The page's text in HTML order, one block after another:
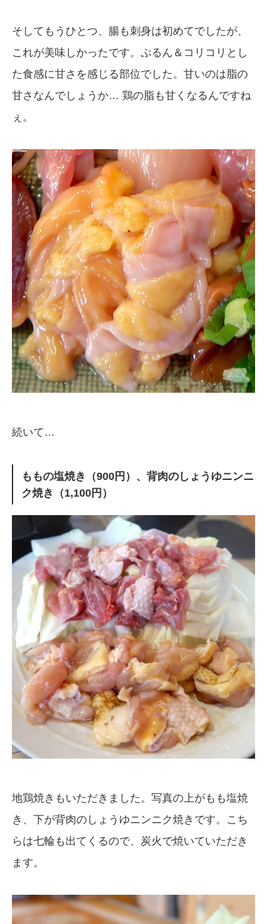
そしてもうひとつ、腸も刺身は初めてでしたが、
これが美味しかったです。ぷるん＆コリコリとし
た食感に甘さを感じる部位でした。甘いのは脂の
甘さなんでしょうか… 鶏の脂も甘くなるんですね
ぇ。
続いて…
ももの塩焼き（900円）、背肉のしょうゆニンニ
ク焼き（1,100円）
地鶏焼きもいただきました。写真の上がもも塩焼
き、下が背肉のしょうゆニンニク焼きです。こち
らは七輪も出てくるので、炭火で焼いていただき
ます。